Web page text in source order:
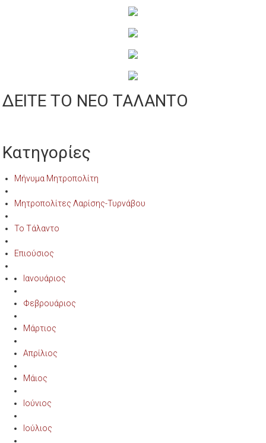
ΔΕΙΤΕ ΤΟ ΝΕΟ ΤΑΛΑΝΤΟ
Κατηγορίες
Μήνυμα Μητροπολίτη
Μητροπολίτες Λαρίσης-Τυρνάβου
Το Τάλαντο
Επιούσιος
Ιανουάριος
Φεβρουάριος
Μάρτιος
Απρίλιος
Μάιος
Ιούνιος
Ιούλιος